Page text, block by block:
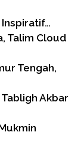
Talim Cloud
Tengah,
Akbar